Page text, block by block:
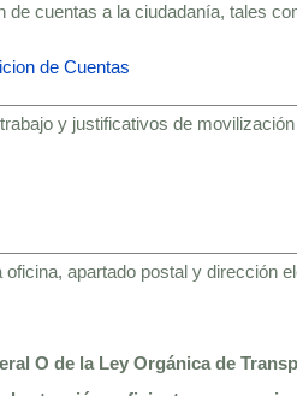
de cuentas a la ciudadanía, tales
de Cuentas
y justificativos de
apartado postal y dirección
O de la Ley Orgánica de